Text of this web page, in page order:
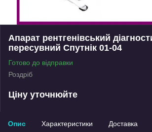
Апарат рентгенівський
пересувний Спутнік 01-04
Готово до відправки
Роздріб
Ціну уточнюйте
Опис Характеристики Доставка